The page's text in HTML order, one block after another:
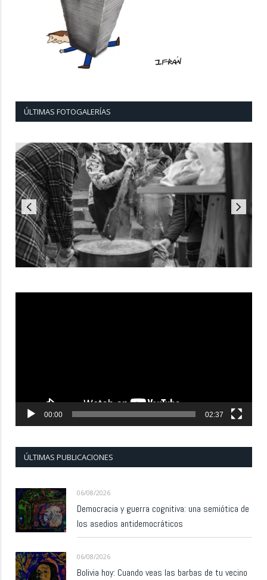
ÚLTIMAS FOTOGALERÍAS
00:00 02:37
ÚLTIMAS PUBLICACIONES
06/08/2026
Democracia y guerra cognitiva: una semiótica de
los asedios antidemocráticos
06/08/2026
Bolivia hoy: Cuando veas las barbas de tu vecino